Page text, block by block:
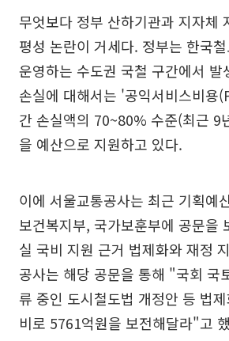
무엇보다 정부 산하기관과 지자체
평성 논란이 거세다. 정부는 한국
운영하는 수도권 국철 구간에서 발
손실에 대해서는 '공익서비스비용
간 손실액의 70~80% 수준(최근 9
을 예산으로 지원하고 있다.
이에 서울교통공사는 최근 기획예
보건복지부, 국가보훈부에 공문을
실 국비 지원 근거 법제화와 재정
공사는 해당 공문을 통해 "국회 국
류 중인 도시철도법 개정안 등 법
비로 5761억원을 보전해달라"고